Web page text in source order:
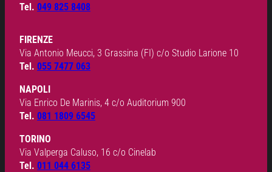
Tel. 049 825 8408
FIRENZE
Via Antonio Meucci, 3 Grassina (FI) c/o Studio Larione 10
Tel. 055 7477 063
NAPOLI
Via Enrico De Marinis, 4 c/o Auditorium 900
Tel. 081 1809 6545
TORINO
Via Valperga Caluso, 16 c/o Cinelab
Tel. 011 044 6135